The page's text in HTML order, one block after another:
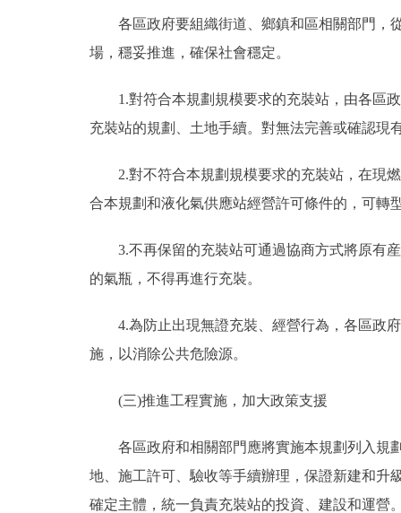
各區政府要組織街道、鄉鎮和區相關部門，從
場，穩妥推進，確保社會穩定。
1.對符合本規劃規模要求的充裝站，由各區政
充裝站的規劃、土地手續。對無法完善或確認現
2.對不符合本規劃規模要求的充裝站，在現燃
合本規劃和液化氣供應站經營許可條件的，可轉
3.不再保留的充裝站可通過協商方式將原有産
的氣瓶，不得再進行充裝。
4.為防止出現無證充裝、經營行為，各區政府
施，以消除公共危險源。
(三)推進工程實施，加大政策支援
各區政府和相關部門應將實施本規劃列入規劃
地、施工許可、驗收等手續辦理，保證新建和升
確定主體，統一負責充裝站的投資、建設和運營